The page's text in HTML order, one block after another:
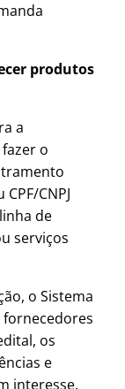
produtos
a
o
CNPJ
de
serviços
o Sistema
os
e
interesse.